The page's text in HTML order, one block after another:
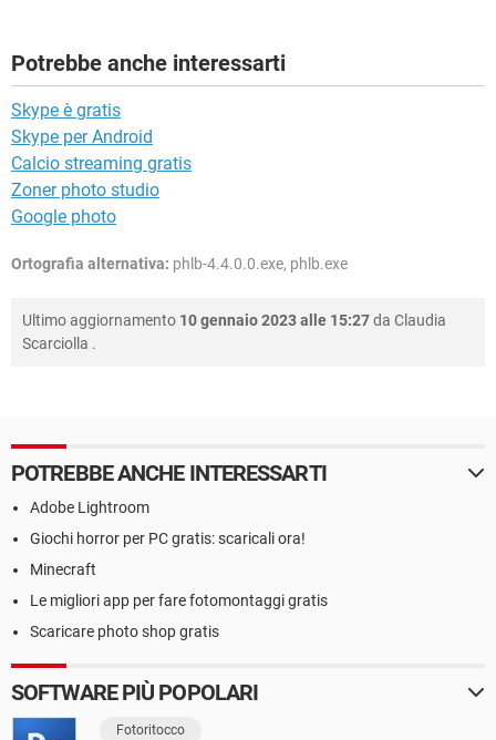
Potrebbe anche interessarti
Skype è gratis
Skype per Android
Calcio streaming gratis
Zoner photo studio
Google photo
Ortografia alternativa: phlb-4.4.0.0.exe, phlb.exe
Ultimo aggiornamento 10 gennaio 2023 alle 15:27da Claudia
Scarciolla .
POTREBBE ANCHE INTERESSARTI
Adobe Lightroom
Giochi horror per PC gratis: scaricali ora!
Minecraft
Le migliori app per fare fotomontaggi gratis
Scaricare photo shop gratis
SOFTWARE PIÙ POPOLARI
Fotoritocco